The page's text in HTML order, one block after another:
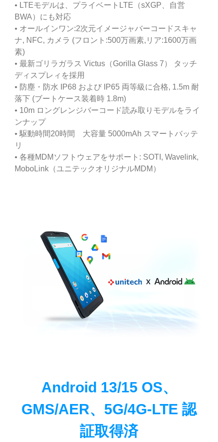
• LTEモデルは、プライベートLTE（sXGP、自営
BWA）にも対応
• オールインワン:2次元イメージャバーコードスキャ
ナ, NFC, カメラ (フロント:500万画素,リア:1600万画
素)
• 最新ゴリラガラス Victus（Gorilla Glass 7） タッチ
ディスプレィを採用
• 防塵・防水 IP68 および IP65 両等級に合格, 1.5m 耐
落下 (ブートケース装着時 1.8m)
• 10m ロングレンジバーコード読み取りモデルをライ
ンナップ
• 駆動時間20時間 大容量 5000mAh スマートバッテ
リ
• 各種MDMソフトウェアをサポート: SOTI, Wavelink,
MoboLink（ユニテックオリジナルMDM）
Android 13/15 OS、
GMS/AER、5G/4G-LTE 認
証取得済